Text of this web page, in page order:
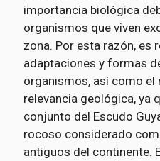
importancia biológica
organismos que viven
zona. Por esta razón, es
adaptaciones y formas
organismos, así como
relevancia geológica, ya
conjunto del Escudo
rocoso considerado
antiguos del continente.